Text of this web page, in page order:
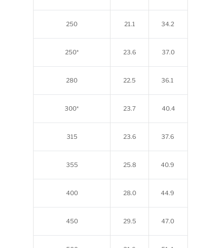
250 21.1 34.2
250* 23.6 37.0
280 22.5 36.1
300* 23.7 40.4
315 23.6 37.6
355 25.8 40.9
400 28.0 44.9
450 29.5 47.0